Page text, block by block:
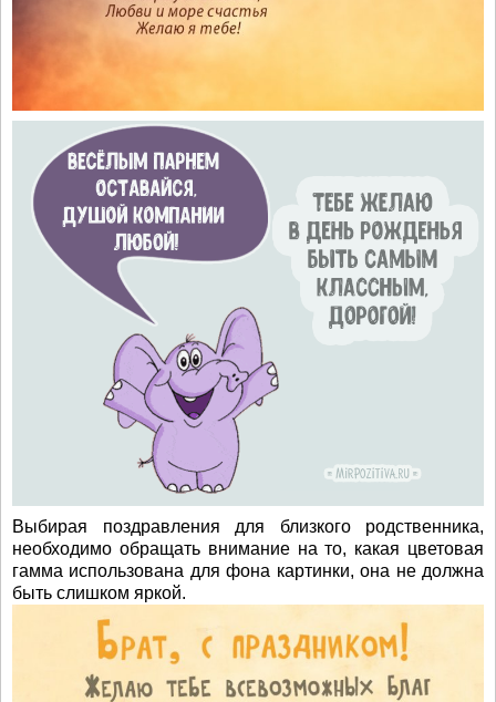
Выбирая поздравления для близкого родственника,
необходимо обращать внимание на то, какая цветовая
гамма использована для фона картинки, она не должна
быть слишком яркой.